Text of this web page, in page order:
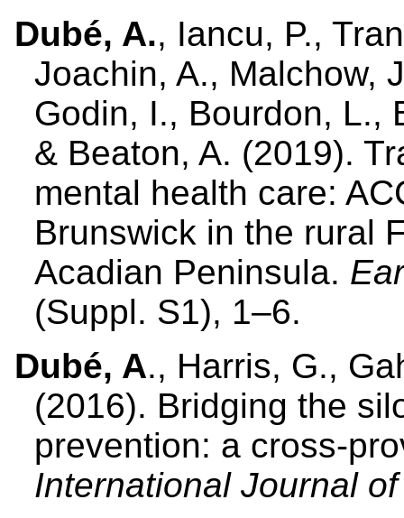
Dubé, A., Iancu, P.,
Joachin, A., Malchow,
Godin, I., Bourdon, L.,
& Beaton, A. (2019).
mental health care:
Brunswick in the rural
Acadian Peninsula.
(Suppl. S1), 1–6.
Dubé, A., Harris, G.,
(2016). Bridging the
prevention: a cross-
International Journal